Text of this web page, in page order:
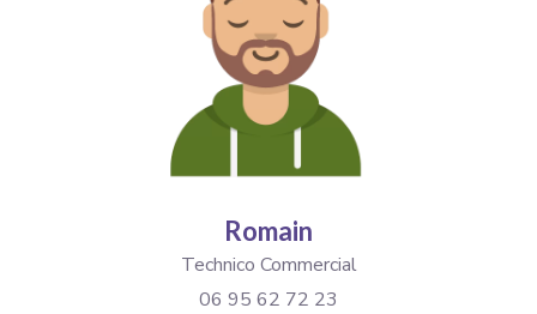
Romain
Technico Commercial
06 95 62 72 23